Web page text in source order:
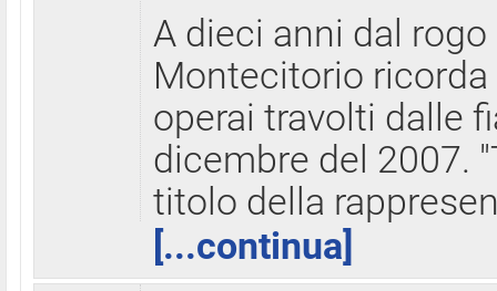
A dieci anni dal
Montecitorio
operai travolti dalle
dicembre del 2007.
titolo della
[...continua]